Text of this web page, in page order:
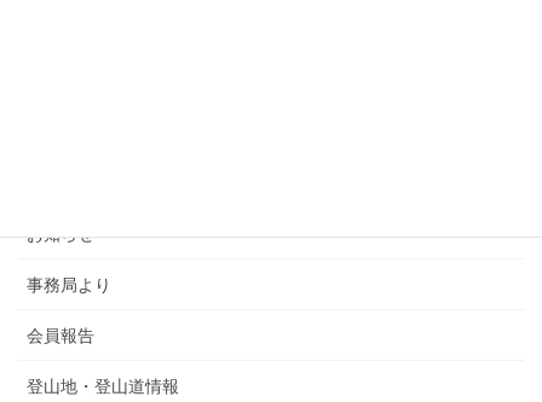
お知らせ
事務局より
会員報告
登山地・登山道情報